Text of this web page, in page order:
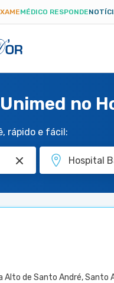
MÉDICO RESPONDE
no
rápido e fácil:
de Santo André, Santo